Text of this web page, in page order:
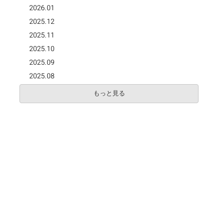
2026.01
2025.12
2025.11
2025.10
2025.09
2025.08
もっと見る